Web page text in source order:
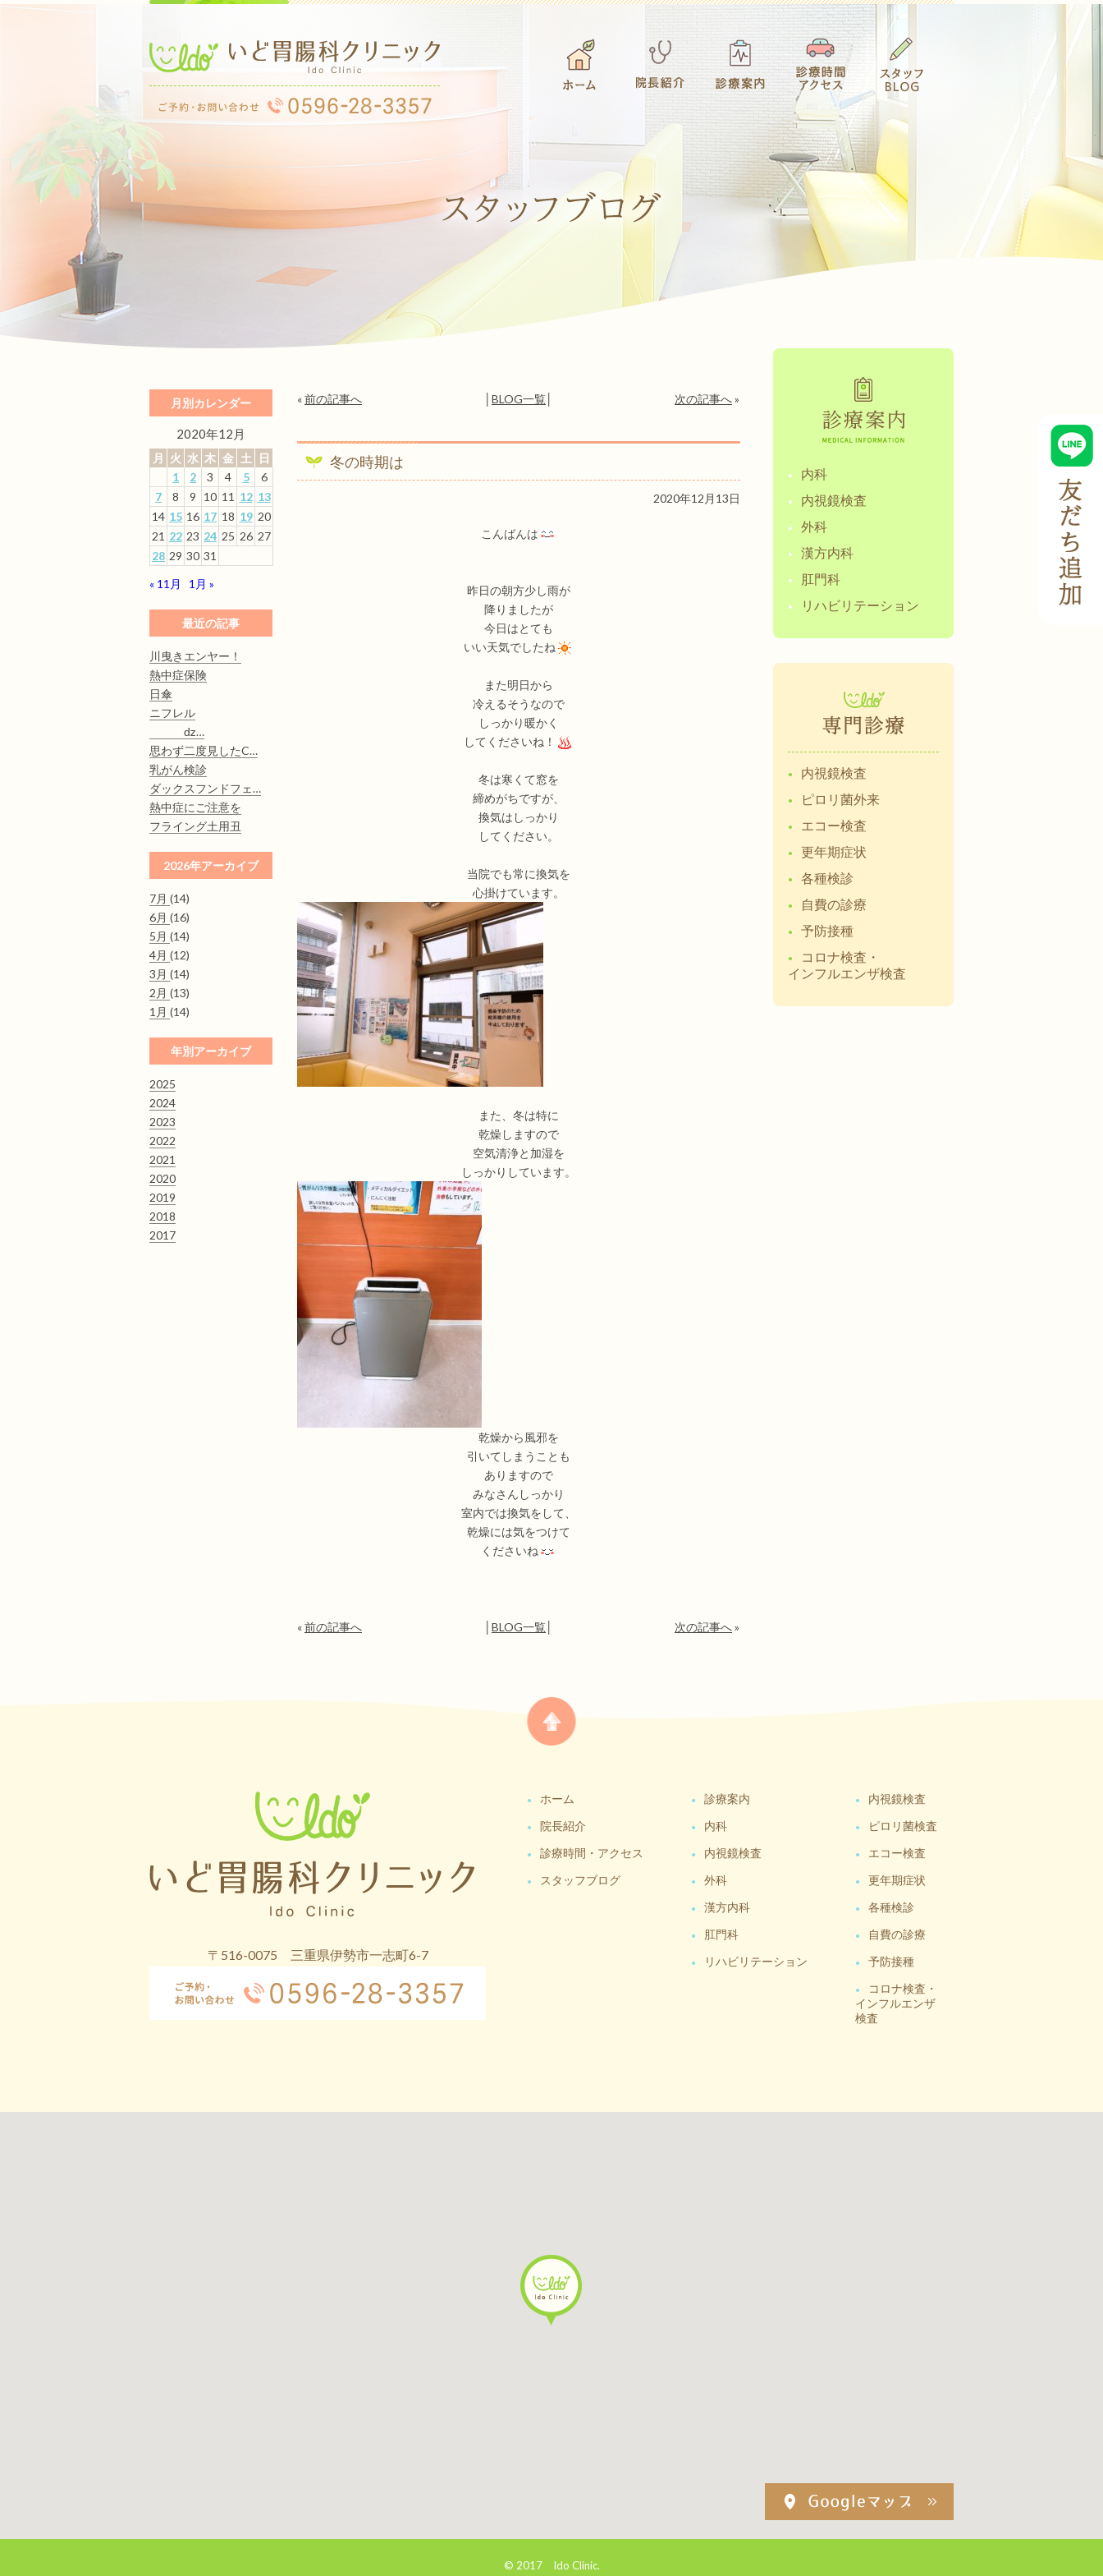
«前の記事へ BLOG一覧 次の記事へ»
冬の時期は
2020年12月13日
こんばんは
昨日の朝方少し雨が
降りましたが
今日はとても
いい天気でしたね
また明日から
冷えるそうなので
しっかり暖かく
してくださいね！
冬は寒くて窓を
締めがちですが、
換気はしっかり
してください。
当院でも常に換気を
心掛けています。
また、冬は特に
乾燥しますので
空気清浄と加湿を
しっかりしています。
乾燥から風邪を
引いてしまうことも
ありますので
みなさんしっかり
室内では換気をして、
乾燥には気をつけて
くださいね
«前の記事へ BLOG一覧 次の記事へ»
月別カレンダー
2020年12月
月 火 水 木 金 土
日
1
2 3 4 5
6
7
8 9 10 11 12 13
14 15 16 17 18 19 20
21 22 23 24 25 26 27
28 29 30 31
« 11月
1月 »
最近の記事
川曳きエンヤー！
熱中症保険
日傘
ニフレル
ǳ…
思わず二度見したC…
乳がん検診
ダックスフンドフェ…
熱中症にご注意を
フライング土用丑
2026年アーカイブ
7月 (14)
6月 (16)
5月 (14)
4月 (12)
3月 (14)
2月 (13)
1月 (14)
年別アーカイブ
2025
2024
2023
2022
2021
2020
2019
2018
2017
内科
内視鏡検査
外科
漢方内科
肛門科
リハビリテーション
内視鏡検査
ピロリ菌外来
エコー検査
更年期症状
各種検診
自費の診療
予防接種
コロナ検査・
インフルエンザ検査
〒516-0075 三重県伊勢市一志町6-7
ホーム
院長紹介
診療時間・アクセス
スタッフブログ
診療案内
内科
内視鏡検査
外科
漢方内科
肛門科
リハビリテーション
内視鏡検査
ピロリ菌検査
エコー検査
更年期症状
各種検診
自費の診療
予防接種
コロナ検査・
インフルエンザ
検査
© 2017 Ido Clinic.